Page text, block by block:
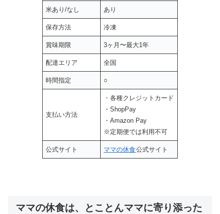
米あり/なし あり
保存方法 冷凍
賞味期限 3ヶ月〜最大1年
配達エリア 全国
時間指定 ○
支払い方法
・各種クレジットカード
・ShopPay
・Amazon Pay
※定期便では利用不可
公式サイト ママの休食公式サイト
ママの休食は、とことんママに寄り添った